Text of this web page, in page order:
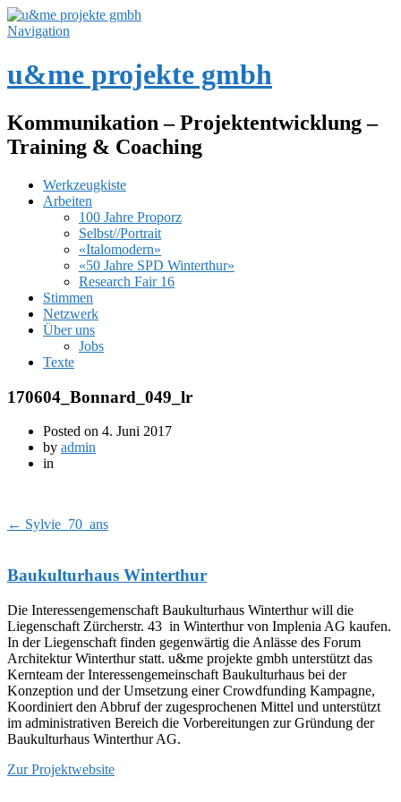
Navigation
u&me projekte gmbh
Kommunikation – Projektentwicklung –
Training & Coaching
Werkzeugkiste
Arbeiten
100 Jahre Proporz
Selbst//Portrait
«Italomodern»
«50 Jahre SPD Winterthur»
Research Fair 16
Stimmen
Netzwerk
Über uns
Jobs
Texte
170604_Bonnard_049_lr
Posted on 4. Juni 2017
by admin
in
← Sylvie_70_ans
Baukulturhaus Winterthur
Die Interessengemenschaft Baukulturhaus Winterthur will die
Liegenschaft Zürcherstr. 43 in Winterthur von Implenia AG kaufen.
In der Liegenschaft finden gegenwärtig die Anlässe des Forum
Architektur Winterthur statt. u&me projekte gmbh unterstützt das
Kernteam der Interessengemeinschaft Baukulturhaus bei der
Konzeption und der Umsetzung einer Crowdfunding Kampagne,
Koordiniert den Abbruf der zugesprochenen Mittel und unterstützt
im administrativen Bereich die Vorbereitungen zur Gründung der
Baukulturhaus Winterthur AG.
Zur Projektwebsite